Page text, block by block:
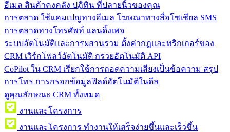
อีเมล สินค้าคงคลัง ปฏิทิน ที่ปลายนิ้วของคุณ
การตลาด ใช้แคมเปญทางอีเมล โฆษณาทางสื่อโซเชียล SMS
การตลาดทางโทรศัพท์ แลนดิ้งเพจ
ระบบอัตโนมัติและการผสานรวม ตั้งค่ากฎและทริกเกอร์ของ
CRM เวิร์กโฟลว์อัตโนมัติ กรวยอัตโนมัติ API
CoPilot ใน CRM เรียกใช้การถอดความเสียงเป็นข้อความ สรุป
การโทร การกรอกข้อมูลฟิลด์อัตโนมัติในดีล
ดูคุณลักษณะ CRM ทั้งหมด
งานและโครงการ
งานและโครงการ ทำงานให้เสร็จง่ายขึ้นและเร็วขึ้น